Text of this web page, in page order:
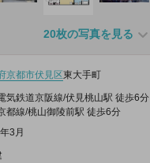
20枚の写真を見る
京都市伏見区東大手町
気鉄道京阪線/伏見桃山駅 徒歩6分
都線/桃山御陵前駅 徒歩6分
3月